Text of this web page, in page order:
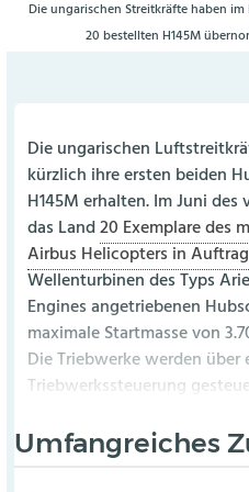
Die ungarischen Streitkräfte haben
20 bestellten H145M
Die ungarischen
kürzlich ihre ersten beiden
H145M erhalten. Im Juni
das Land20 Exemplare des
Airbus Helicopters in
Wellenturbinen des Typs
Engines angetriebenen
maximale Startmasse von
Die Triebwerke werden über
Triebwerkssteuerung
Umfangreiches